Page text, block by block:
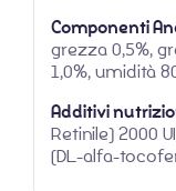
Componenti
grezza 0,5%,
1,0%, umidità
Additivi
Retinile) 2000
(DL-alfa-